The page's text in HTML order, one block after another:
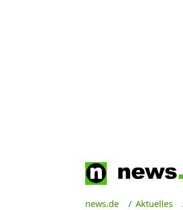
news.de Aktuelles